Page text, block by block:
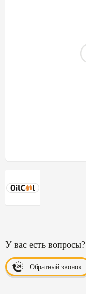
У вас есть вопросы?
Обратный звонок